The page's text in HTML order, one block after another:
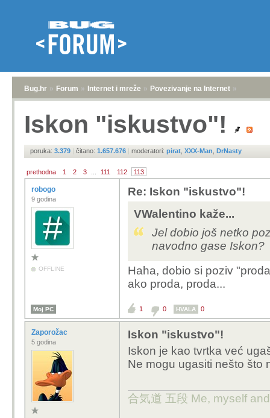
Bug.hr » Forum » Internet i mreže » Povezivanje na Internet »
Iskon "iskustvo"!
poruka: 3.379 | čitano: 1.657.676 | moderatori: pirat XXX-Man DrNasty
prethodna 1 2 3 111 112 113
robogo
9 godina
OFFLINE
Re: Iskon "iskustvo"!
VWalentino kaže...
Jel dobio još netko
navodno gase Iskon?
Haha, dobio si poziv
ako proda, proda...
Moj PC 1 0 HVALA 0
Zaporožac
5 godina
Iskon "iskustvo"!
Iskon je kao tvrtka već
Ne mogu ugasiti nešto što
合気道 五段 Me, myself